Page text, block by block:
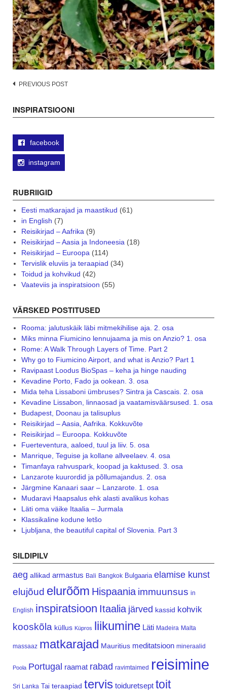
Post
PREVIOUS POST
INSPIRATSIOONI
facebook
instagram
RUBRIIGID
Eesti matkarajad ja maastikud (61)
in English (7)
Reisikirjad – Aafrika (9)
Reisikirjad – Aasia ja Indoneesia (18)
Reisikirjad – Euroopa (114)
Tervislik eluviis ja teraapiad (34)
Toidud ja kohvikud (42)
Vaateviis ja inspiratsioon (55)
VÄRSKED POSTITUSED
Rooma: jalutuskäik läbi mitmekihilise aja. 2. osa
Miks minna Fiumicino lennujaama ja mis on Anzio? 1. osa
Rome: A Walk Through Layers of Time. Part 2
Why go to Fiumicino Airport, and what is Anzio? Part 1
Ravipaast Loodus BioSpas – keha ja hinge nauding
Kevadine Porto, Fado ja ookean. 3. osa
Mida teha Lissaboni ümbruses? Sintra ja Cascais. 2. osa
Kevadine Lissabon, linnaosad ja vaatamisväärsused. 1. osa
Budapest, Doonau ja talisuplus
Reisikirjad – Aasia, Aafrika. Kokkuvõte
Reisikirjad – Euroopa. Kokkuvõte
Fuerteventura, aaloed, tuul ja liiv. 5. osa
Manrique, Teguise ja kollane allveelaev. 4. osa
Timanfaya rahvuspark, koopad ja kaktused. 3. osa
Lanzarote kuurordid ja põllumajandus. 2. osa
Järgmine Kanaari saar – Lanzarote. 1. osa
Mudaravi Haapsalus ehk alasti avalikus kohas
Läti oma väike Itaalia – Jurmala
Klassikaline kodune letšo
Ljubljana, the beautiful capital of Slovenia. Part 3
SILDIPILV
aeg allikad armastus Bali Bangkok Bulgaaria elamise kunst
elujõud elurõõm Hispaania immuunsus in
English inspiratsioon Itaalia järved kassid kohvik
kooskõla küllus Küpros liikumine Läti Madeira Malta
massaaz matkarajad Mauritius meditatsioon mineraalid
Poola Portugal raamat rabad ravimtaimed reisimine
Sri Lanka Tai teraapiad tervis toiduretsept toit